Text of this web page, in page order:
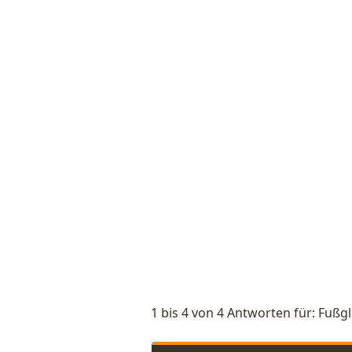
1 bis 4 von 4 Antworten für: